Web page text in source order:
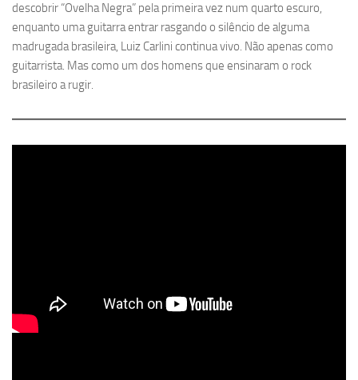
descobrir “Ovelha Negra” pela primeira vez num quarto escuro,
enquanto uma guitarra entrar rasgando o silêncio de alguma
madrugada brasileira, Luiz Carlini continua vivo. Não apenas como
guitarrista. Mas como um dos homens que ensinaram o rock
brasileiro a rugir.